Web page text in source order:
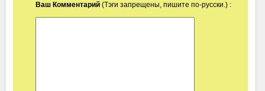
Ваш Комментарий (Тэги запрещены, пишите по-русски.) :